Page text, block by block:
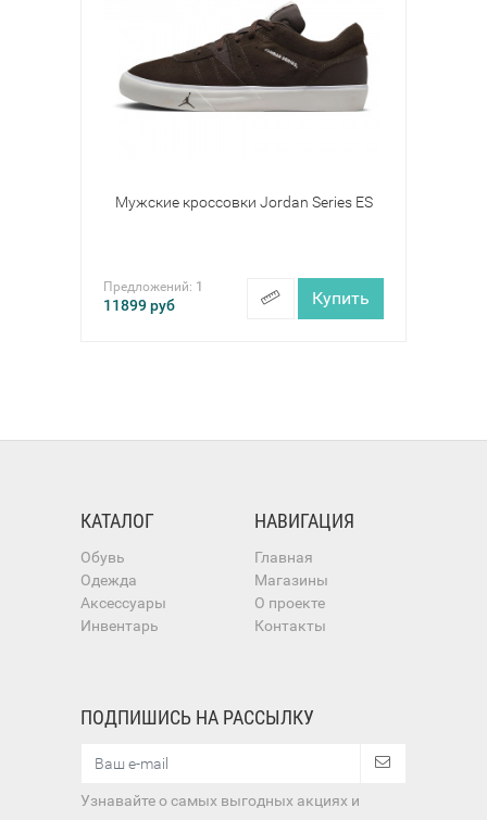
Мужские кроссовки Jordan Series ES
Предложений: 1
11899руб Купить
КАТАЛОГ
Обувь
Одежда
Аксессуары
Инвентарь
НАВИГАЦИЯ
Главная
Магазины
О проекте
Контакты
ПОДПИШИСЬ НА РАССЫЛКУ
Узнавайте о самых выгодных акциях и